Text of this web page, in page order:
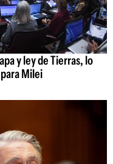
y ley de Tierras, lo
Milei